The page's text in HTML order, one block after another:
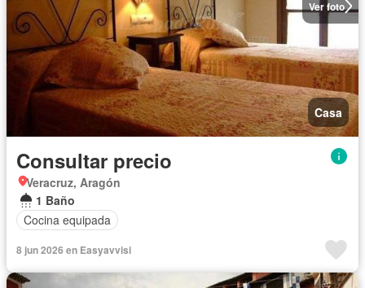
Ver foto
Casa
Consultar precio
Veracruz, Aragón
1 Baño
Cocina equipada
8 jun 2026 en Easyavvisi